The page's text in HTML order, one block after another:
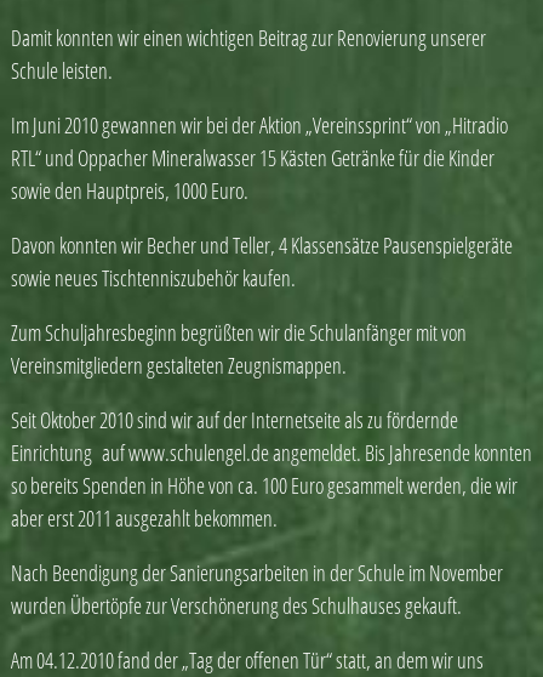
Damit konnten wir einen wichtigen Beitrag zur Renovierung unserer
Schule leisten.
Im Juni 2010 gewannen wir bei der Aktion „Vereinssprint“ von „Hitradio
RTL“ und Oppacher Mineralwasser 15 Kästen Getränke für die Kinder
sowie den Hauptpreis, 1000 Euro.
Davon konnten wir Becher und Teller, 4 Klassensätze Pausenspielgeräte
sowie neues Tischtenniszubehör kaufen.
Zum Schuljahresbeginn begrüßten wir die Schulanfänger mit von
Vereinsmitgliedern gestalteten Zeugnismappen.
Seit Oktober 2010 sind wir auf der Internetseite als zu fördernde
Einrichtung auf www.schulengel.de angemeldet. Bis Jahresende konnten
so bereits Spenden in Höhe von ca. 100 Euro gesammelt werden, die wir
aber erst 2011 ausgezahlt bekommen.
Nach Beendigung der Sanierungsarbeiten in der Schule im November
wurden Übertöpfe zur Verschönerung des Schulhauses gekauft.
Am 04.12.2010 fand der „Tag der offenen Tür“ statt, an dem wir uns